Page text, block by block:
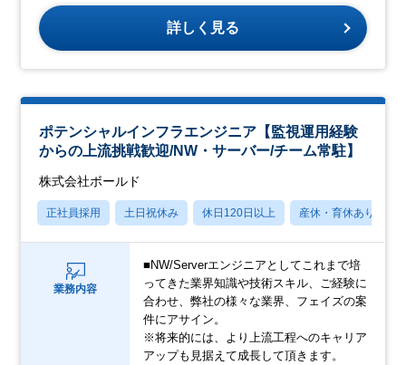
詳しく見る
ポテンシャルインフラエンジニア【監視運用経験
からの上流挑戦歓迎/NW・サーバー/チーム常駐】
株式会社ボールド
正社員採用 土日祝休み 休日120日以上 産休・育休あり
業務内容
■NW/Serverエンジニアとしてこれまで培
ってきた業界知識や技術スキル、ご経験に
合わせ、弊社の様々な業界、フェイズの案
件にアサイン。
※将来的には、より上流工程へのキャリア
アップも見据えて成長して頂きます。